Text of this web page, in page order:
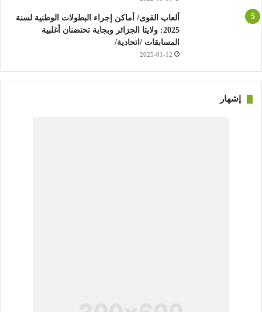
ألعاب القوى/ أماكن إجراء البطولات الوطنية لسنة
2025: ولايتا الجزائر وبجاية تحتضنان أغلبية
المسابقات /اتحادية/
2025-01-12
إشهار